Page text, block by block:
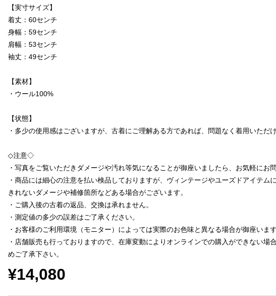
【実寸サイズ】
着丈：60センチ
身幅：59センチ
肩幅：53センチ
袖丈：49センチ
【素材】
・ウール100%
【状態】
・多少の使用感はございますが、古着にご理解ある方であれば、問題なく着用いただけ
◇注意◇
・写真をご覧いただきダメージや汚れ等気になることが御座いましたら、お気軽にお
・商品には細心の注意を払い検品しておりますが、ヴィンテージやユーズドアイテム
きれないダメージや補修箇所などある場合がございます。
・ご購入後の古着の返品、交換は承れません。
・測定値の多少の誤差はご了承ください。
・お客様のご利用環境（モニター）によっては実際のお色味と異なる場合が御座います
・店舗販売も行っておりますので、在庫変動によりオンラインでの購入ができない場
めご了承下さい。
¥14,080